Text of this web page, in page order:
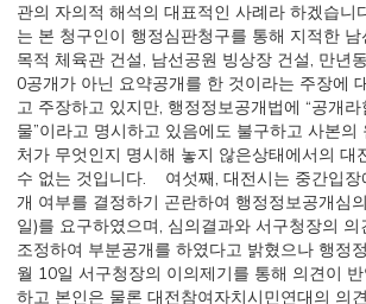
관의 자의적 해석의 대표적인 사례라 하겠습
는 본 청구인이 행정심판청구를 통해 지적한
목적 체육관 건설, 남선공원 빙상장 건설, 만년
0공개가 아닌 요약공개를 한 것이라는 주장에
고 주장하고 있지만, 행정정보공개법에 “공개
물”이라고 명시하고 있음에도 불구하고 사본의
처가 무엇인지 명시해 놓지 않은상태에서의 대
수 없는 것입니다. 여섯째, 대전시는 중간입장
개 여부를 결정하기 곤란하여 행정정보공개심
일)를 요구하였으며, 심의결과와 서구청장의
조정하여 부분공개를 하였다고 밝혔으나 행정
월 10일 서구청장의 이의제기를 통해 의견이
하고 본인은 물론 대전참여자치시민연대의 의